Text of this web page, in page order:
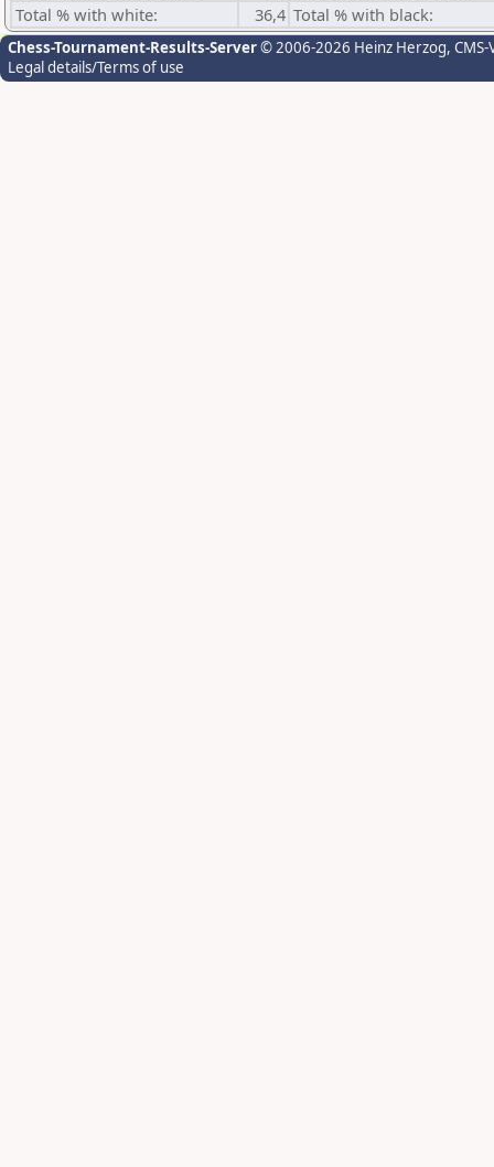
Total % with white:
36,4 Total % with black:
Chess-Tournament-Results-Server© 2006-2026 Heinz Herzog,
Legal details/Terms of use